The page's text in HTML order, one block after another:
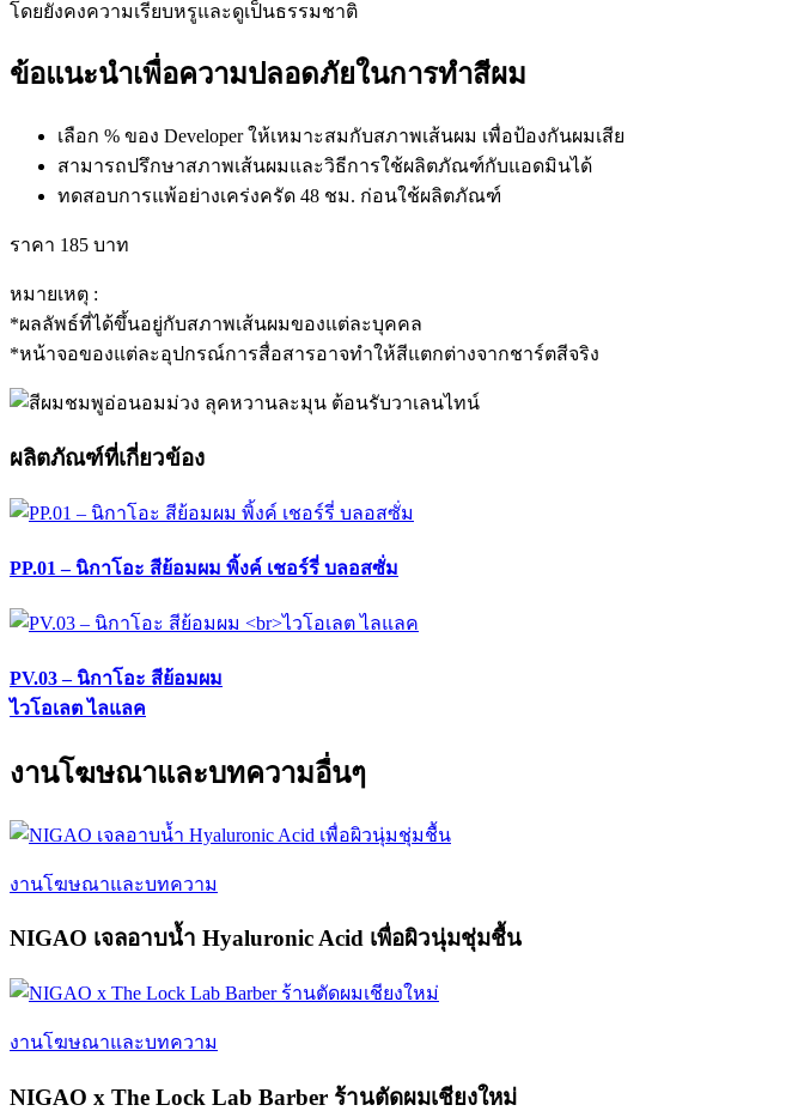
โดยยังคงความเรียบหรูและดูเป็นธรรมชาติ
ข้อแนะนำเพื่อความปลอดภัยในการทำสีผม
เลือก % ของ Developer ให้เหมาะสมกับสภาพเส้นผม เพื่อป้องกันผมเสีย
สามารถปรึกษาสภาพเส้นผมและวิธีการใช้ผลิตภัณฑ์กับแอดมินได้
ทดสอบการแพ้อย่างเคร่งครัด 48 ชม. ก่อนใช้ผลิตภัณฑ์
ราคา 185 บาท
หมายเหตุ :
*ผลลัพธ์ที่ได้ขึ้นอยู่กับสภาพเส้นผมของแต่ละบุคคล
*หน้าจอของแต่ละอุปกรณ์การสื่อสารอาจทำให้สีแตกต่างจากชาร์ตสีจริง
ผลิตภัณฑ์ที่เกี่ยวข้อง
PP.01 – นิกาโอะ สีย้อมผม พิ้งค์ เชอร์รี่ บลอสซั่ม
PV.03 – นิกาโอะ สีย้อมผม
ไวโอเลต ไลแลค
งานโฆษณาและบทความอื่นๆ
งานโฆษณาและบทความ
NIGAO เจลอาบน้ำ Hyaluronic Acid เพื่อผิวนุ่มชุ่มชื้น
งานโฆษณาและบทความ
NIGAO x The Lock Lab Barber ร้านตัดผมเชียงใหม่